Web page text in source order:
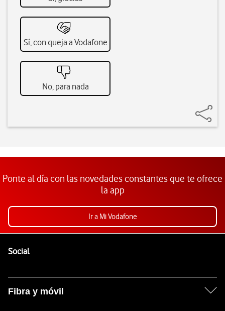
Sí, con queja a Vodafone
No, para nada
Ponte al día con las novedades constantes que te ofrece
la app
Ir a Mi Vodafone
SocialEnlaces a las redes sociales de Vodafone
Fibra y móvil